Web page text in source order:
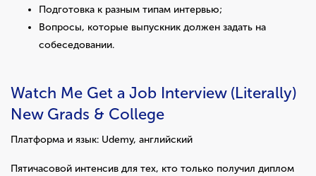
Подготовка к разным типам интервью;
Вопросы, которые выпускник должен задать на
собеседовании.
Watch Me Get a Job Interview (Literally)
New Grads & College
Платформа и язык: Udemy, английский
Пятичасовой интенсив для тех, кто только получил диплом